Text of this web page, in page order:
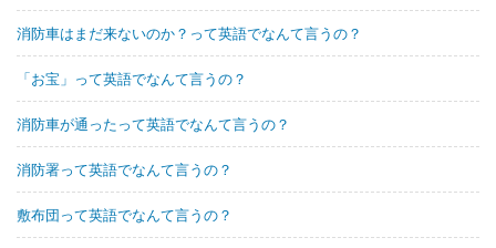
消防車はまだ来ないのか？って英語でなんて言うの？
「お宝」って英語でなんて言うの？
消防車が通ったって英語でなんて言うの？
消防署って英語でなんて言うの？
敷布団って英語でなんて言うの？